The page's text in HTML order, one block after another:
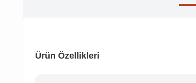
Ürün Özellikleri